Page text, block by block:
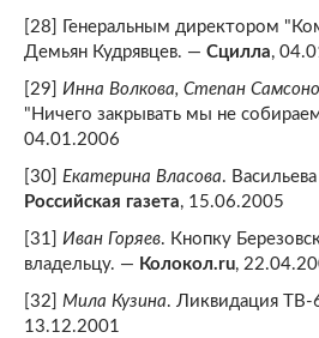
[28] Генеральным директором
Демьян Кудрявцев. — Сцилла,
[29] Инна Волкова, Степан
"Ничего закрывать мы не
04.01.2006
[30] Екатерина Власова.
Российская газета, 15.06.2005
[31] Иван Горяев. Кнопку
владельцу. — Колокол.ru,
[32] Мила Кузина. Ликвидация ТВ-
13.12.2001